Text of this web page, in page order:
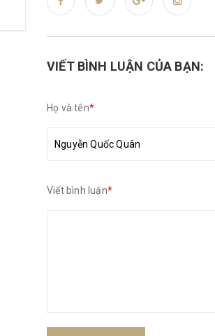
VIẾT BÌNH LUẬN CỦA BẠN:
Họ và tên*
Viết bình luận*